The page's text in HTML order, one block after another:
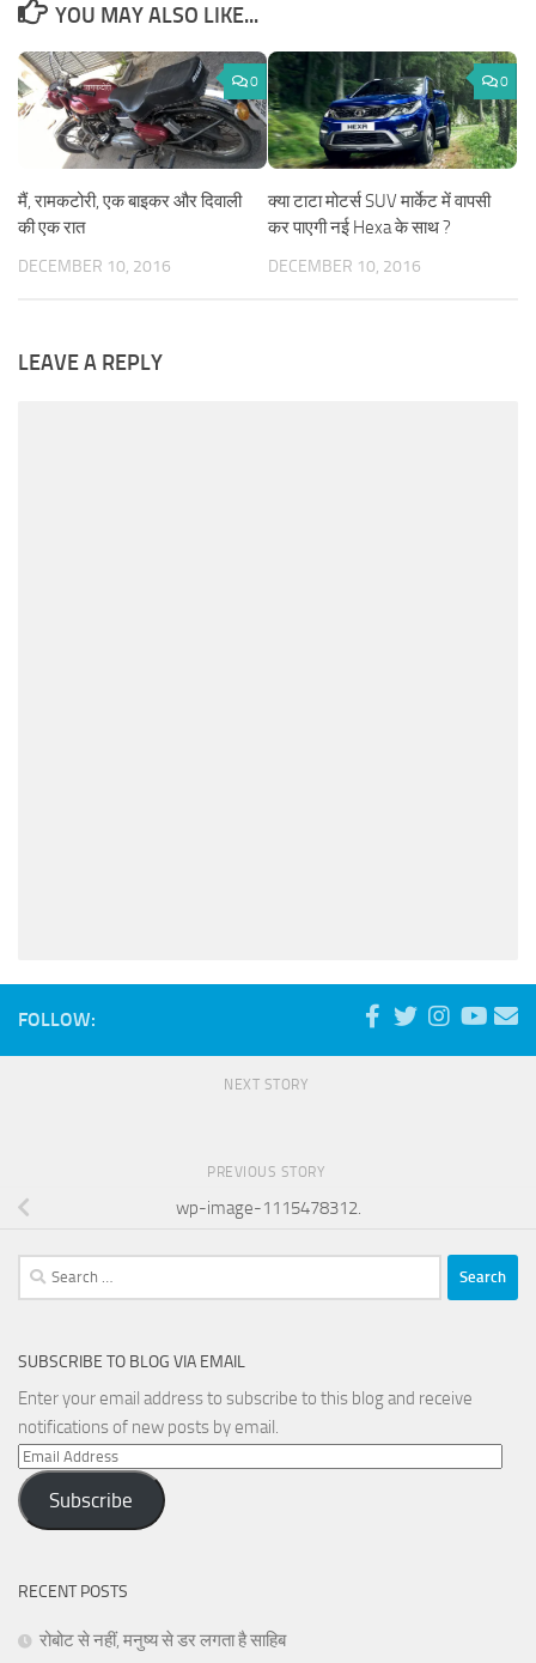
YOU MAY ALSO LIKE...
0
मैं, रामकटोरी, एक बाइकर और दिवाली
की एक रात
DECEMBER 10, 2016
0
क्या टाटा मोटर्स SUV मार्केट में वापसी
कर पाएगी नई Hexa के साथ ?
DECEMBER 10, 2016
LEAVE A REPLY
FOLLOW:
NEXT STORY
PREVIOUS STORY
wp-image-1115478312.
Search
for:
SUBSCRIBE TO BLOG VIA EMAIL
Enter your email address to subscribe to this blog and receive
notifications of new posts by email.
Email
Address
Subscribe
RECENT POSTS
रोबोट से नहीं, मनुष्य से डर लगता है साहिब